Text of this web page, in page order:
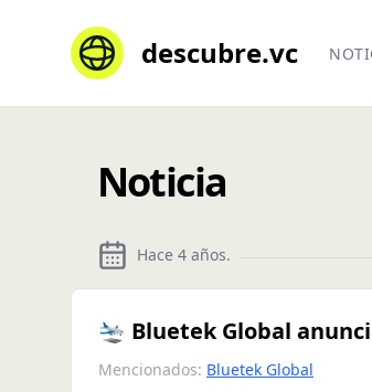
descubre.vc
Noticia
Hace 4 años.
🛬 Bluetek Global
Mencionados: Bluetek Global